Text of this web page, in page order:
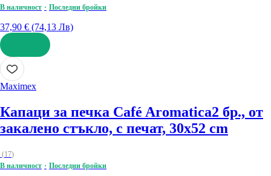
В наличност
Последни бройки
37,90 € (74,13 Лв)
ДОБАВИ
Maximex
Капаци за печка Café Aromatica2 бр., от
закалено стъкло, с печат, 30x52 cm
(17)
В наличност
Последни бройки